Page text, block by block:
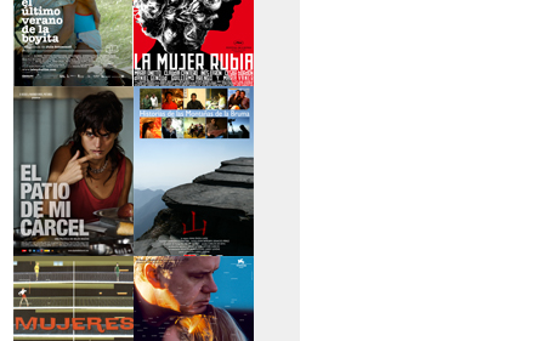
>El último verano de
la boyita
>La mujer rubia
>El patio de mi
cárcel
>Historias de las
montañas